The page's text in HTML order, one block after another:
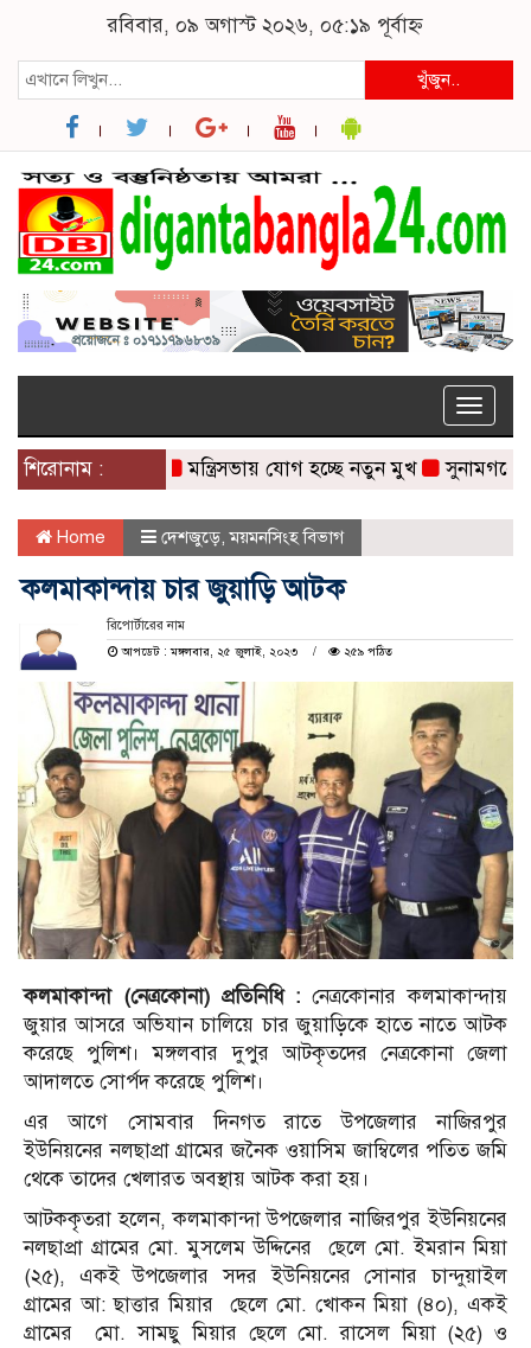
রবিবার, ০৯ অগাস্ট ২০২৬, ০৫:১৯ পূর্বাহ্ন
খুঁজুন..
Toggle
শিরোনাম :
মন্ত্রিসভায় যোগ হচ্ছে নতুন মুখ সুনামগঞ্জে
Home দেশজুড়ে ,ময়মনসিংহ বিভাগ
কলমাকান্দায় চার জুয়াড়ি আটক
রিপোর্টারের নাম
আপডেট : মঙ্গলবার, ২৫ জুলাই, ২০২৩
২৫৯ পঠিত
কলমাকান্দা (নেত্রকোনা) প্রতিনিধি : নেত্রকোনার কলমাকান্দায়
জুয়ার আসরে অভিযান চালিয়ে চার জুয়াড়িকে হাতে নাতে আটক
করেছে পুলিশ। মঙ্গলবার দুপুর আটকৃতদের নেত্রকোনা জেলা
আদালতে সোর্পদ করেছে পুলিশ।
এর আগে সোমবার দিনগত রাতে উপজেলার নাজিরপুর
ইউনিয়নের নলছাপ্রা গ্রামের জনৈক ওয়াসিম জাম্বিলের পতিত জমি
থেকে তাদের খেলারত অবস্থায় আটক করা হয়।
আটককৃতরা হলেন, কলমাকান্দা উপজেলার নাজিরপুর ইউনিয়নের
নলছাপ্রা গ্রামের মো. মুসলেম উদ্দিনের ছেলে মো. ইমরান মিয়া
(২৫), একই উপজেলার সদর ইউনিয়নের সোনার চান্দুয়াইল
গ্রামের আ: ছাত্তার মিয়ার ছেলে মো. খোকন মিয়া (৪০), একই
গ্রামের মো. সামছু মিয়ার ছেলে মো. রাসেল মিয়া (২৫) ও